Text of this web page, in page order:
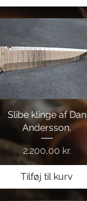
Hurtigvisning
Slibe klinge af Dan
Andersson.
Pris
2.200,00 kr.
Tilføj til kurv